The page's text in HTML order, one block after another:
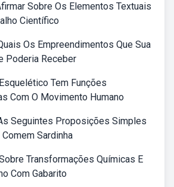
Sobre Os Elementos Textuais
Científico
Os Empreendimentos Que Sua
Poderia Receber
Tem Funções
Com O Movimento Humano
Seguintes Proposições Simples
Sardinha
Transformações Químicas E
Com Gabarito